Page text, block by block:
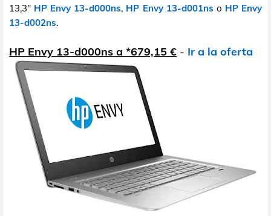
13,3" HP Envy 13-d000ns, HP Envy 13-d001ns o HP Envy
13-d002ns.
HP Envy 13-d000ns a *679,15 € - Ir a la oferta